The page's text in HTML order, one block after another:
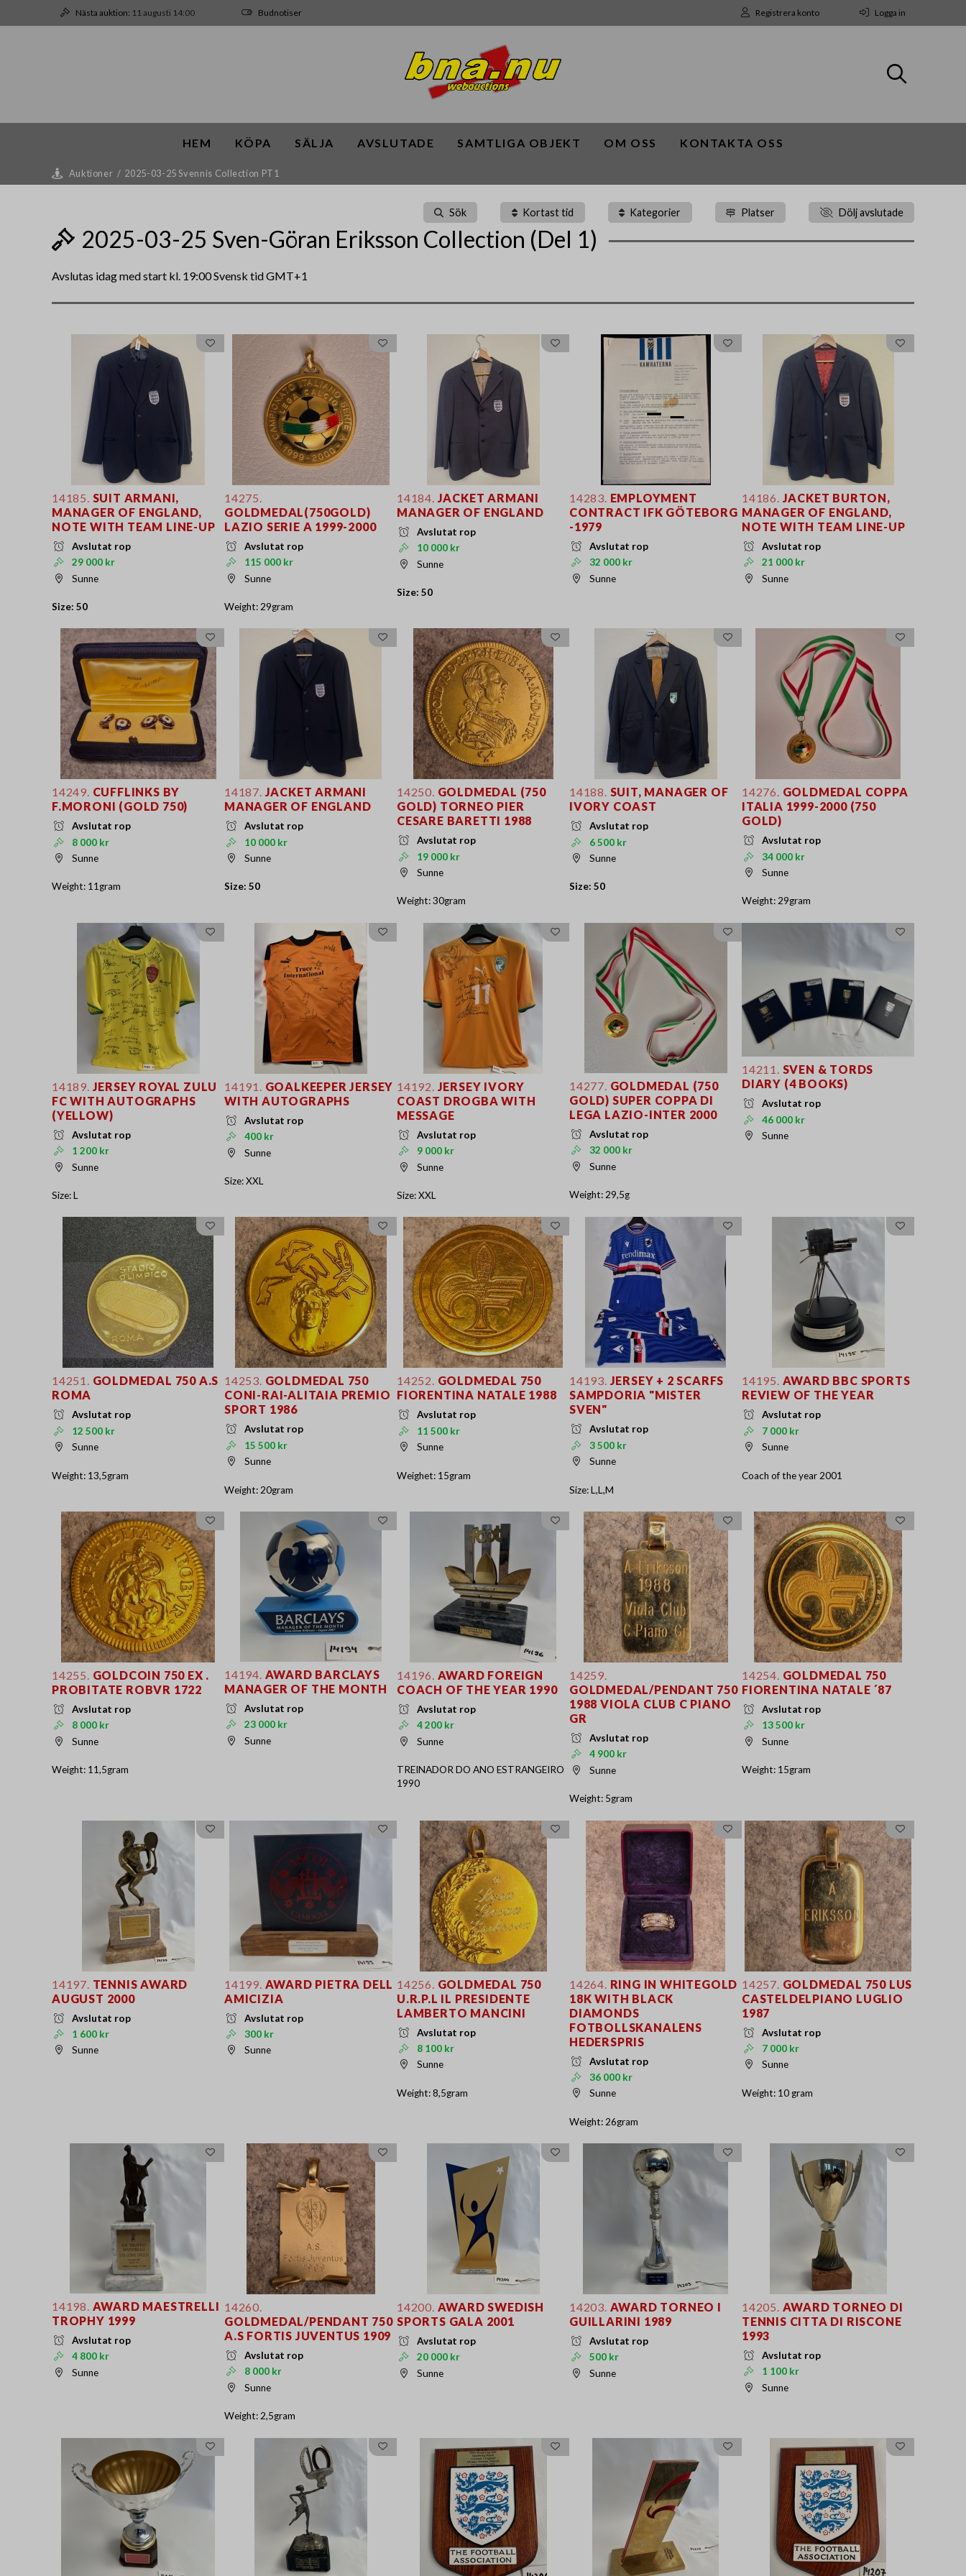
Nästa auktion: 11 augusti 14:00 Budnotiser Registrera konto Logga in
HEM KÖPA SÄLJA AVSLUTADE SAMTLIGA OBJEKT OM OSS KONTAKTA OSS
Auktioner / 2025-03-25 Svennis Collection PT1
Sök Kortast tid Kategorier Platser Dölj avslutade
2025-03-25 Sven-Göran Eriksson Collection (Del 1)
Avslutas idag med start kl. 19:00 Svensk tid GMT+1
14185. SUIT ARMANI,
MANAGER OF ENGLAND,
NOTE WITH TEAM LINE-UP
Avslutat rop
29 000 kr
Sunne
Size: 50
14275.
GOLDMEDAL(750GOLD)
LAZIO SERIE A 1999-2000
Avslutat rop
115 000 kr
Sunne
Weight: 29gram
14184. JACKET ARMANI
MANAGER OF ENGLAND
Avslutat rop
10 000 kr
Sunne
Size: 50
14283. EMPLOYMENT
CONTRACT IFK GÖTEBORG
-1979
Avslutat rop
32 000 kr
Sunne
14186.
JACKET BURTON,
MANAGER OF ENGLAND,
NOTE WITH TEAM LINE-UP
Avslutat rop
21 000 kr
Sunne
14249. CUFFLINKS BY
F.MORONI (GOLD 750)
Avslutat rop
8 000 kr
Sunne
Weight: 11gram
14187. JACKET ARMANI
MANAGER OF ENGLAND
Avslutat rop
10 000 kr
Sunne
Size: 50
14250. GOLDMEDAL (750
GOLD) TORNEO PIER
CESARE BARETTI 1988
Avslutat rop
19 000 kr
Sunne
Weight: 30gram
14188. SUIT, MANAGER OF
IVORY COAST
Avslutat rop
6 500 kr
Sunne
Size: 50
14276. GOLDMEDAL COPPA
ITALIA 1999-2000 (750
GOLD)
Avslutat rop
34 000 kr
Sunne
Weight: 29gram
14189. JERSEY ROYAL ZULU
FC WITH AUTOGRAPHS
(YELLOW)
Avslutat rop
1 200 kr
Sunne
Size: L
14191. GOALKEEPER JERSEY
WITH AUTOGRAPHS
Avslutat rop
400 kr
Sunne
Size: XXL
14192. JERSEY IVORY
COAST DROGBA WITH
MESSAGE
Avslutat rop
9 000 kr
Sunne
Size: XXL
14277. GOLDMEDAL (750
GOLD) SUPER COPPA DI
LEGA LAZIO-INTER 2000
Avslutat rop
32 000 kr
Sunne
Weight: 29,5g
14211. SVEN & TORDS
DIARY (4 BOOKS)
Avslutat rop
46 000 kr
Sunne
14251. GOLDMEDAL 750 A.S
ROMA
Avslutat rop
12 500 kr
Sunne
Weight: 13,5gram
14253. GOLDMEDAL 750
CONI-RAI-ALITAIA PREMIO
SPORT 1986
Avslutat rop
15 500 kr
Sunne
Weight: 20gram
14252. GOLDMEDAL 750
FIORENTINA NATALE 1988
Avslutat rop
11 500 kr
Sunne
Weighet: 15gram
14193. JERSEY + 2 SCARFS
SAMPDORIA "MISTER
SVEN"
Avslutat rop
3 500 kr
Sunne
Size: L,L,M
14195. AWARD BBC SPORTS
REVIEW OF THE YEAR
Avslutat rop
7 000 kr
Sunne
Coach of the year 2001
14255. GOLDCOIN 750 EX .
PROBITATE ROBVR 1722
Avslutat rop
8 000 kr
Sunne
Weight: 11,5gram
14194. AWARD BARCLAYS
MANAGER OF THE MONTH
Avslutat rop
23 000 kr
Sunne
14196. AWARD FOREIGN
COACH OF THE YEAR 1990
Avslutat rop
4 200 kr
Sunne
TREINADOR DO ANO ESTRANGEIRO
1990
14259.
GOLDMEDAL/PENDANT 750
1988 VIOLA CLUB C PIANO
GR
Avslutat rop
4 900 kr
Sunne
Weight: 5gram
14254. GOLDMEDAL 750
FIORENTINA NATALE ´87
Avslutat rop
13 500 kr
Sunne
Weight: 15gram
14197. TENNIS AWARD
AUGUST 2000
Avslutat rop
1 600 kr
Sunne
14199. AWARD PIETRA DELL
AMICIZIA
Avslutat rop
300 kr
Sunne
14256. GOLDMEDAL 750
U.R.P.L IL PRESIDENTE
LAMBERTO MANCINI
Avslutat rop
8 100 kr
Sunne
Weight: 8,5gram
14264. RING IN WHITEGOLD
18K WITH BLACK
DIAMONDS
FOTBOLLSKANALENS
HEDERSPRIS
Avslutat rop
36 000 kr
Sunne
Weight: 26gram
14257. GOLDMEDAL 750 LUS
CASTELDELPIANO LUGLIO
1987
Avslutat rop
7 000 kr
Sunne
Weight: 10 gram
14198. AWARD MAESTRELLI
TROPHY 1999
Avslutat rop
4 800 kr
Sunne
14260.
GOLDMEDAL/PENDANT 750
A.S FORTIS JUVENTUS 1909
Avslutat rop
8 000 kr
Sunne
Weight: 2,5gram
14200. AWARD SWEDISH
SPORTS GALA 2001
Avslutat rop
20 000 kr
Sunne
14203. AWARD TORNEO I
GUILLARINI 1989
Avslutat rop
500 kr
Sunne
14205. AWARD TORNEO DI
TENNIS CITTA DI RISCONE
1993
Avslutat rop
1 100 kr
Sunne